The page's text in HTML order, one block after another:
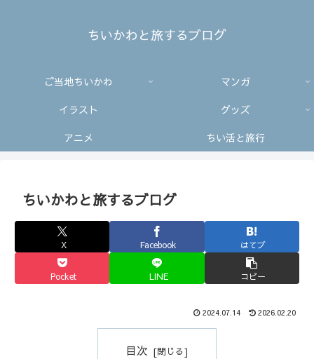
ちいかわと旅するブログ
ご当地ちいかわ
マンガ
イラスト
グッズ
アニメ
ちい活と旅行
ちいかわと旅するブログ
X Facebook はてブ
Pocket LINE コピー
2024.07.14 2026.02.20
目次